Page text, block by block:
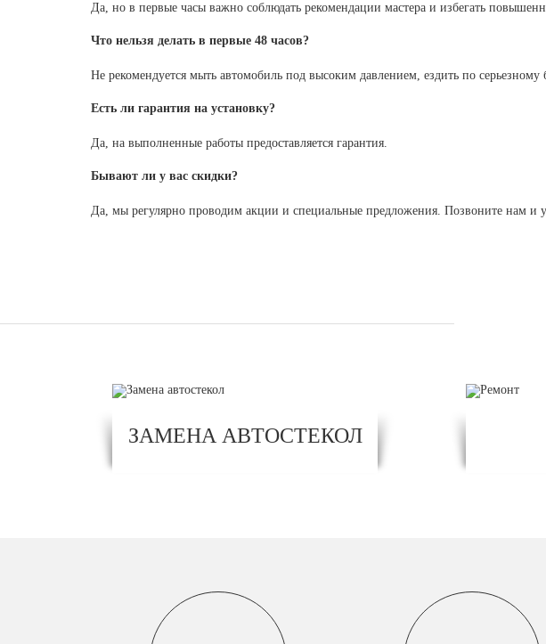
Да, но в первые часы важно соблюдать рекомендации мастера и избегать
Что нельзя делать в первые 48 часов?
Не рекомендуется мыть автомобиль под высоким давлением, ездить по
Есть ли гарантия на установку?
Да, на выполненные работы предоставляется гарантия.
Бывают ли у вас скидки?
Да, мы регулярно проводим акции и специальные предложения. Позвоните нам и
ЗАМЕНА АВТОСТЕКОЛ